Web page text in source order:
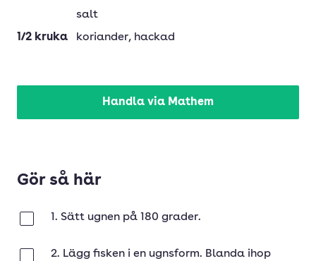
salt
1/2 kruka koriander, hackad
Handla via Mathem
Gör så här
1. Sätt ugnen på 180 grader.
2. Lägg fisken i en ugnsform. Blanda ihop